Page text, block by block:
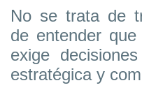
No se trata de
de entender
exige
estratégica y